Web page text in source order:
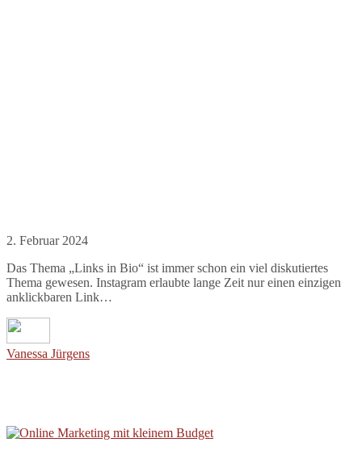
2. Februar 2024
Das Thema „Links in Bio“ ist immer schon ein viel diskutiertes
Thema gewesen. Instagram erlaubte lange Zeit nur einen einzigen
anklickbaren Link…
Vanessa Jürgens